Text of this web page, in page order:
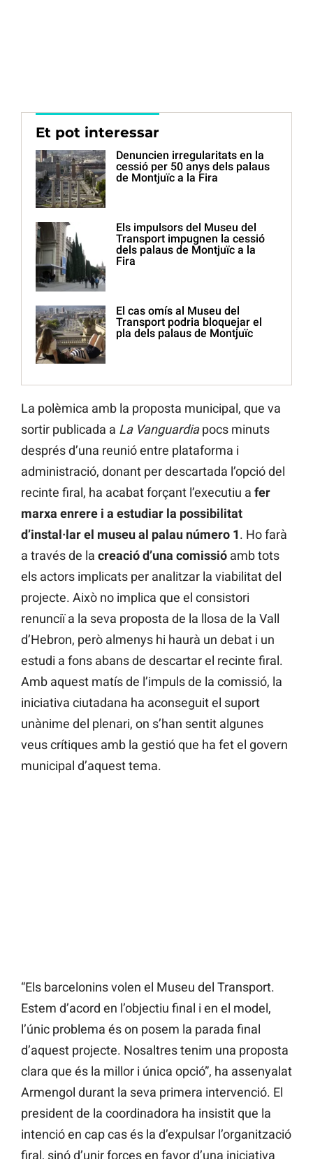
Et pot interessar
Denuncien irregularitats en la
cessió per 50 anys dels palaus
de Montjuïc a la Fira
Els impulsors del Museu del
Transport impugnen la cessió
dels palaus de Montjuïc a la
Fira
El cas omís al Museu del
Transport podria bloquejar el
pla dels palaus de Montjuïc
La polèmica amb la proposta municipal, que va
sortir publicada a La Vanguardiapocs minuts
després d’una reunió entre plataforma i
administració, donant per descartada l’opció del
recinte firal, ha acabat forçant l’executiu a fer
marxa enrere i a estudiar la possibilitat
d’instal·lar el museu al palau número 1. Ho farà
a través de la creació d’una comissió amb tots
els actors implicats per analitzar la viabilitat del
projecte. Això no implica que el consistori
renunciï a la seva proposta de la llosa de la Vall
d’Hebron, però almenys hi haurà un debat i un
estudi a fons abans de descartar el recinte firal.
Amb aquest matís de l’impuls de la comissió, la
iniciativa ciutadana ha aconseguit el suport
unànime del plenari, on s’han sentit algunes
veus crítiques amb la gestió que ha fet el govern
municipal d’aquest tema.
“Els barcelonins volen el Museu del Transport.
Estem d’acord en l’objectiu final i en el model,
l’únic problema és on posem la parada final
d’aquest projecte. Nosaltres tenim una proposta
clara que és la millor i única opció”, ha assenyalat
Armengol durant la seva primera intervenció. El
president de la coordinadora ha insistit que la
intenció en cap cas és la d’expulsar l’organització
firal, sinó d’unir forces en favor d’una iniciativa